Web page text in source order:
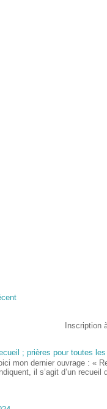
Inscription
; prières pour toutes
mon dernier ouvrage : «
il s’agit d’un recueil